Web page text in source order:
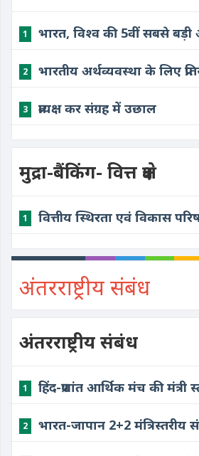
1 भारत, विश्व की 5वीं सबसे बड़ी
2 भारतीय अर्थव्यवस्था के लिए
3 प्रत्यक्ष कर संग्रह में उछाल
मुद्रा-बैंकिंग- वित्त क्षेत्र
1 वित्तीय स्थिरता एवं विकास
अंतरराष्ट्रीय संबंध
अंतरराष्ट्रीय संबंध
1 हिंद-प्रशांत आर्थिक मंच की मंत्री
2 भारत-जापान 2+2 मंत्रिस्तरीय